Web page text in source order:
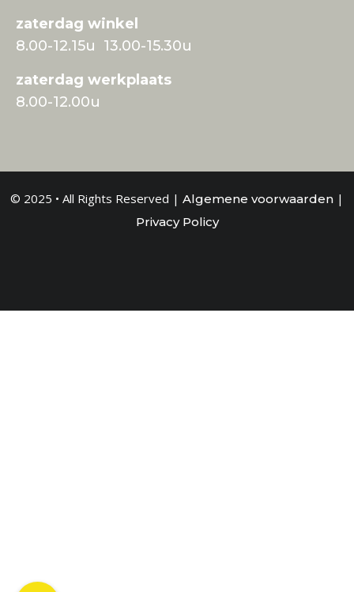
zaterdag winkel
8.00-12.15u 13.00-15.30u
zaterdag werkplaats
8.00-12.00u
© 2025 • All Rights Reserved | Algemene voorwaarden |
Privacy Policy